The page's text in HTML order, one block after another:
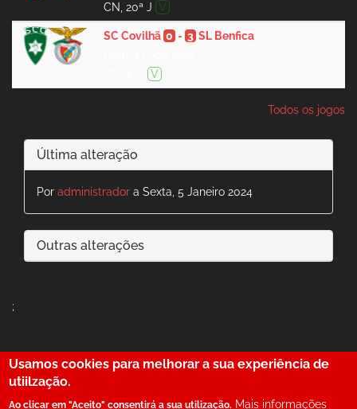
CN, 20ª J V
SC Covilhã 0 - 3 SL Benfica
V
Todos os jogos
Última alteração
Por administrador a Sexta, 5 Janeiro 2024
Outras alterações
;
29
Usamos cookies para melhorar a sua experiência de
utiilzação.
Ao clicar em "Aceito" consentirá a sua utilização. Mais informações